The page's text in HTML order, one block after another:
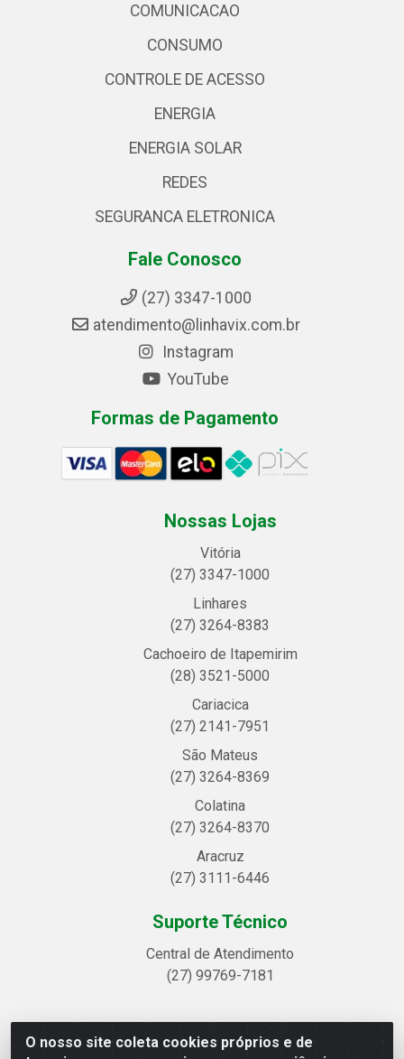
O nosso site coleta cookies próprios e de
COMUNICACAO
CONSUMO
CONTROLE DE ACESSO
ENERGIA
ENERGIA SOLAR
REDES
SEGURANCA ELETRONICA
Fale Conosco
(27) 3347-1000
atendimento@linhavix.com.br
Instagram
YouTube
Formas de Pagamento
Nossas Lojas
Vitória
(27) 3347-1000
Linhares
(27) 3264-8383
Cachoeiro de Itapemirim
(28) 3521-5000
Cariacica
(27) 2141-7951
São Mateus
(27) 3264-8369
Colatina
(27) 3264-8370
Aracruz
(27) 3111-6446
Suporte Técnico
Central de Atendimento
(27) 99769-7181
Linhavix Distribuidora LTDA - Avenida Alegre, 2521 -